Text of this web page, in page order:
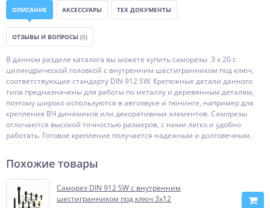
ОПИСАНИЕ АКСЕССУАРЫ ТЕХ ДОКУМЕНТЫ
ОТЗЫВЫ И ВОПРОСЫ (0)
В данном разделе каталога вы можете купить саморезы 3 х 20 с
цилиндрической головкой с внутренним шестигранником под ключ,
соответствующие стандарту DIN 912 SW. Крепежные детали данного
типа предназначены для работы по металлу и деревянным деталям,
поэтому широко используются в автозвуке и тюнинге, например для
крепления ВЧ динамиков или декоративных элементов. Саморезы
отличаются высокой точностью размеров, с ними легко и удобно
работать. Готовое крепление получается надежным и долговечным.
Похожие товары
Саморез DIN 912 SW с внутренним
шестигранником под ключ 3х12